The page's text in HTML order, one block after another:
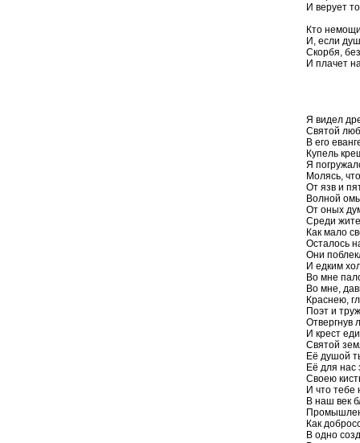
И верует
Кто
И, если
Скорбя,
И плачет
Я видел
Святой
В его
Купель
Я
Молясь,
От язв и
Волной
От оных
Среди
Как мало
Осталось
Они
И едким
Во мне
Во мне,
Краснею,
Поэт и
Отвергнув
И крест
Святой
Её душой
Её для нас
Своею
И что тебе
В наш век
Как
В одно